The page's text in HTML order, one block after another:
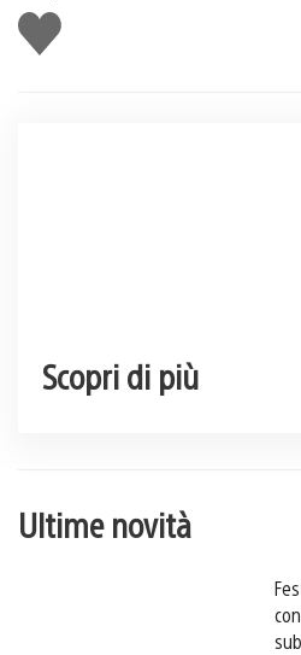
Mi
piace
Scopri di più
Ultime novità